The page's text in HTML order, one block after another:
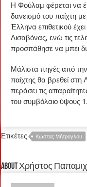
Η Φούλαμ φέρεται να
δανεισμό του παίχτη
Έλληνα επιθετικού
Λισαβόνας, ενώ τις
προσπάθησε να μπει
Μάλιστα πηγές από
παίχτης θα βρεθεί στη
περάσει τις
του συμβόλαιο ύψους
Ετικέτες Κώστας Μήτρογλου
About Χρήστος